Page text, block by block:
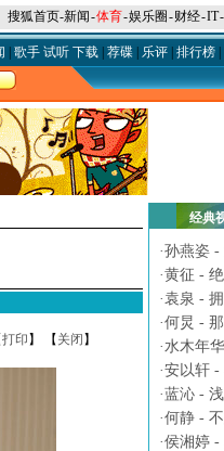
搜狐首页-新闻-体育-娱乐圈 -财经-IT-
歌手 试听 下载| 荐碟| 乐评| 排行榜|
打印 】 【 关闭 】
经典
·孙燕姿 -
·黄征 -
·袁泉 -
·何炅 -
·水木年
·安以轩 -
·蓝沁 -
·何静 -
·侯湘婷 -